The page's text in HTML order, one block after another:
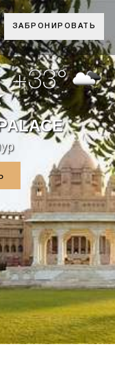
ЗАБРОНИРОВАТЬ
+33°